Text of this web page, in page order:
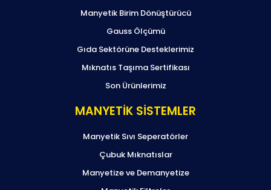
Manyetik Birim Dönüştürücü
Gauss Ölçümü
Gıda Sektörüne Desteklerimiz
Mıknatıs Taşıma Sertifikası
Son Ürünlerimiz
MANYETİK SİSTEMLER
Manyetik Sıvı Seperatörler
Çubuk Mıknatıslar
Manyetize ve Demanyetize